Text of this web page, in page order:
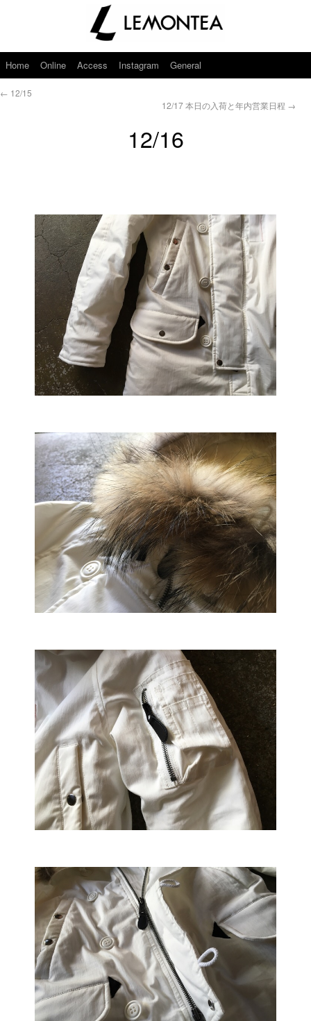
Home Online Access Instagram General
← 12/15
12/17 本日の入荷と年内営業日程 →
12/16